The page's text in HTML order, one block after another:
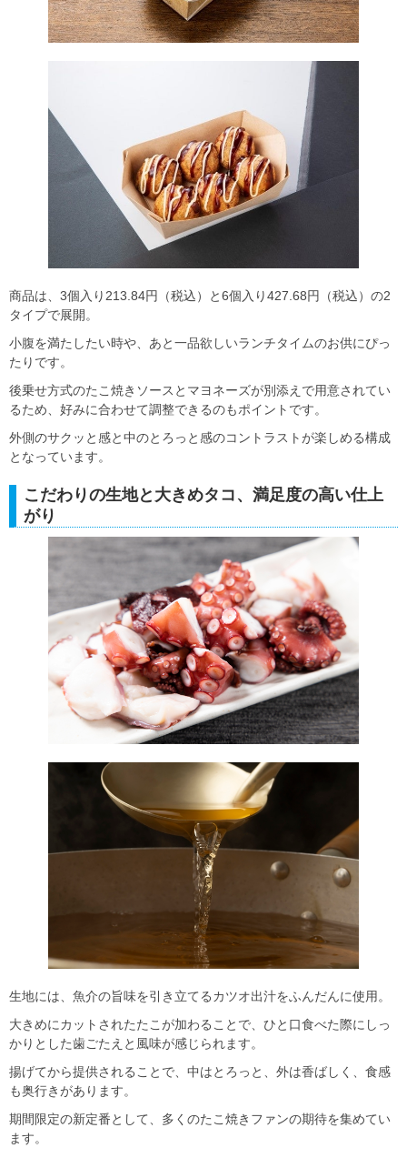
商品は、3個入り213.84円（税込）と6個入り427.68円（税込）の2
タイプで展開。
小腹を満たしたい時や、あと一品欲しいランチタイムのお供にぴっ
たりです。
後乗せ方式のたこ焼きソースとマヨネーズが別添えで用意されてい
るため、好みに合わせて調整できるのもポイントです。
外側のサクッと感と中のとろっと感のコントラストが楽しめる構成
となっています。
こだわりの生地と大きめタコ、満足度の高い仕上
がり
生地には、魚介の旨味を引き立てるカツオ出汁をふんだんに使用。
大きめにカットされたたこが加わることで、ひと口食べた際にしっ
かりとした歯ごたえと風味が感じられます。
揚げてから提供されることで、中はとろっと、外は香ばしく、食感
も奥行きがあります。
期間限定の新定番として、多くのたこ焼きファンの期待を集めてい
ます。